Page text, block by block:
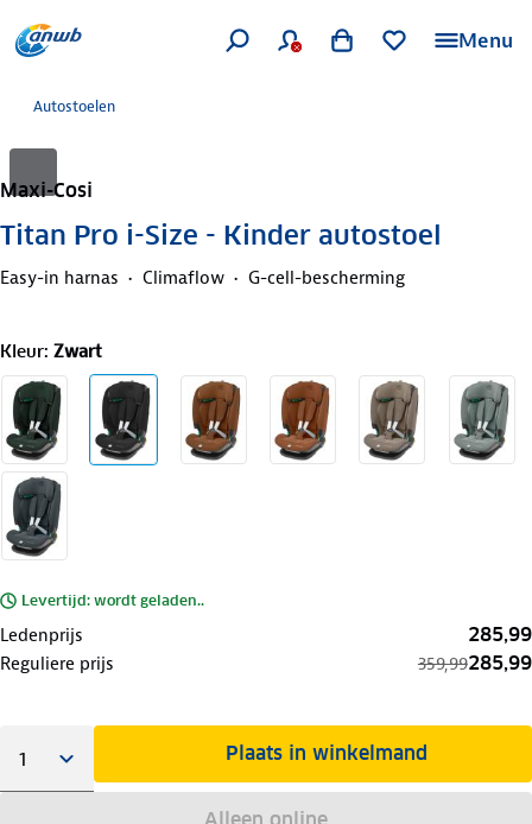
Menu
Autostoelen
Maxi-Cosi
Titan Pro i-Size - Kinder autostoel
Easy-in harnas Climaflow G-cell-bescherming
Kleur: Zwart
Levertijd: wordt geladen..
Ledenprijs 285,99
Reguliere prijs 359,99285,99
Plaats in winkelmand